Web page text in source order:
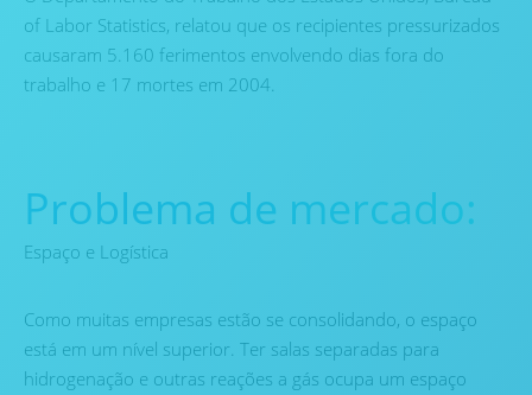
of Labor Statistics, relatou que os recipientes pressurizados
causaram 5.160 ferimentos envolvendo dias fora do
trabalho e 17 mortes em 2004.
Problema de mercado:
Espaço e Logística
Como muitas empresas estão se consolidando, o espaço
está em um nível superior. Ter salas separadas para
hidrogenação e outras reações a gás ocupa um espaço